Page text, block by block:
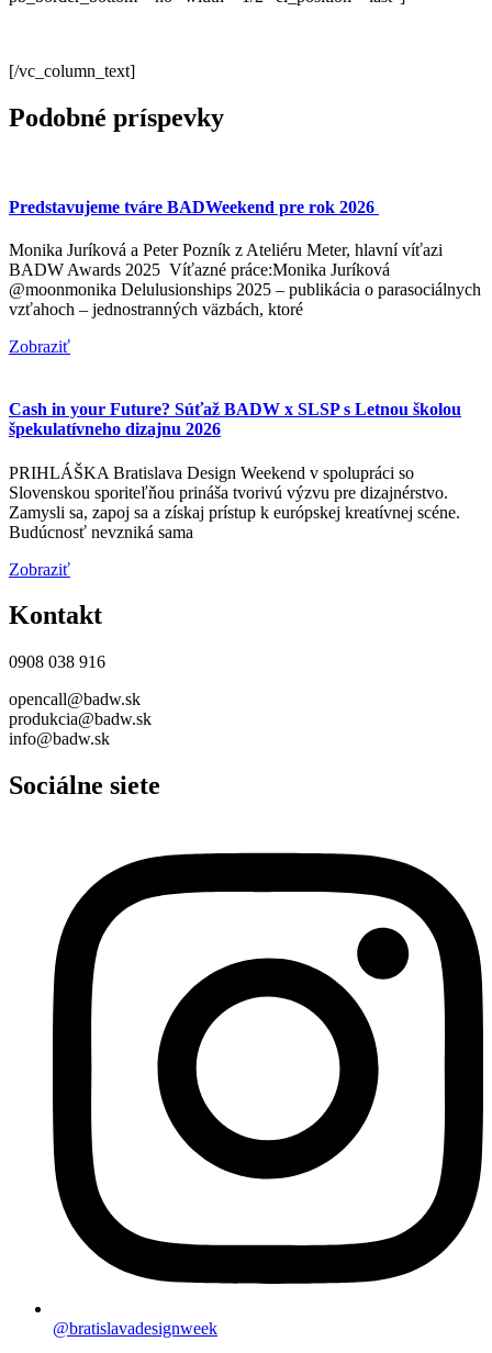
[/vc_column_text]
Podobné príspevky
Predstavujeme tváre BADWeekend pre rok 2026
Monika Juríková a Peter Pozník z Ateliéru Meter, hlavní víťazi
BADW Awards 2025 Víťazné práce:Monika Juríková
@moonmonika Delulusionships 2025 – publikácia o parasociálnych
vzťahoch – jednostranných väzbách, ktoré
Zobraziť
Cash in your Future? Súťaž BADW x SLSP s Letnou školou
špekulatívneho dizajnu 2026
PRIHLÁŠKA Bratislava Design Weekend v spolupráci so
Slovenskou sporiteľňou prináša tvorivú výzvu pre dizajnérstvo.
Zamysli sa, zapoj sa a získaj prístup k európskej kreatívnej scéne.
Budúcnosť nevzniká sama
Zobraziť
Kontakt
0908 038 916
opencall@badw.sk
produkcia@badw.sk
info@badw.sk
Sociálne siete
@bratislavadesignweek